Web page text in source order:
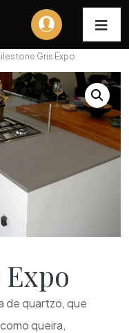
Gris Expo
Expo
de quartzo, que
queira,